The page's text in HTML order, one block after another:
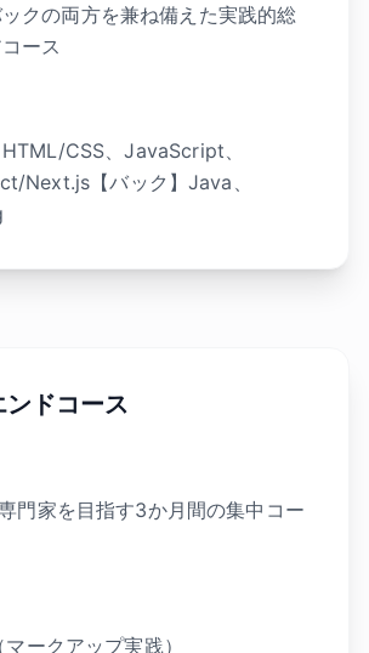
クの両方を兼ね備えた実践的総
ース
HTML/CSS、JavaScript、
Next.js【バック】Java、
ドコース
門家を目指す3か月間の集中コー
ークアップ実践）